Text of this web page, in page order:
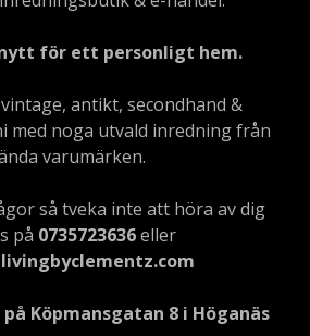
för ett personligt hem.
antikt, secondhand &
med noga utvald inredning från
varumärken.
så tveka inte att höra av dig
på 0735723636eller
Köpmansgatan 8 i Höganäs